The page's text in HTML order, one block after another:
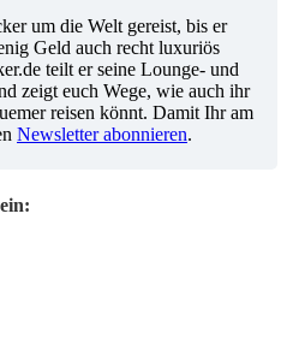
um die Welt gereist, bis er
Geld auch recht luxuriös
teilt er seine Lounge- und
zeigt euch Wege, wie auch ihr
reisen könnt. Damit Ihr am
Newsletter abonnieren.